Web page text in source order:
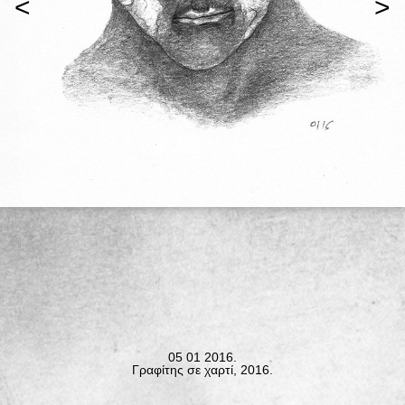
05 01 2016.
Γραφίτης σε χαρτί, 2016.
< >